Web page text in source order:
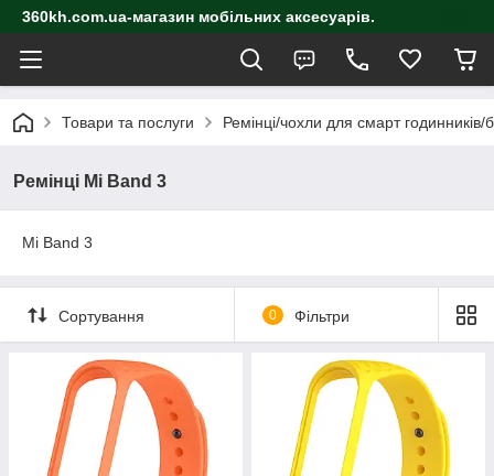
360kh.com.ua-магазин мобільних аксесуарів.
Товари та послуги Ремінці/чохли для смарт годинників/
Ремінці Mi Band 3
Mi Band 3
Сортування 0 Фільтри